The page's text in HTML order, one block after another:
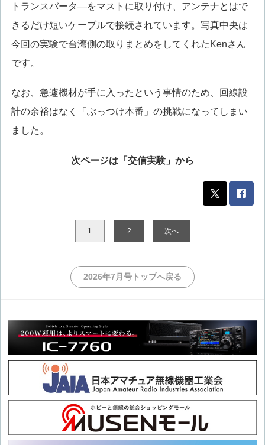
トランスバータ―をマストに取り付け、アンテナとはで
きるだけ短いケーブルで接続されています。写真中央は
今回の実験で台湾側の取りまとめをしてくれたKenさん
です。
なお、急遽機材が手に入ったという事情のため、回線設
計の余裕はなく「ぶっつけ本番」の挑戦になってしまい
ました。
次ページは「交信実験」から
1 2 次へ
2026年7月号トップへ戻る